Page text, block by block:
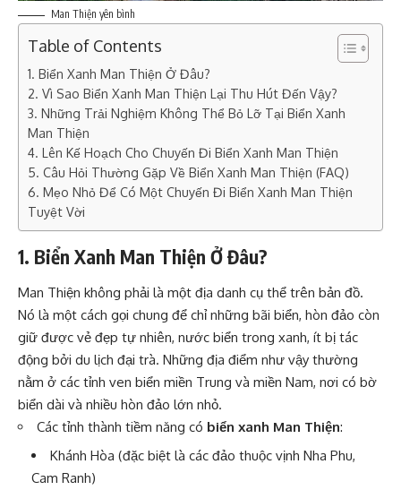
Man Thiện yên bình
Table of Contents
1. Biển Xanh Man Thiện Ở Đâu?
2. Vì Sao Biển Xanh Man Thiện Lại Thu Hút Đến Vậy?
3. Những Trải Nghiệm Không Thể Bỏ Lỡ Tại Biển Xanh
Man Thiện
4. Lên Kế Hoạch Cho Chuyến Đi Biển Xanh Man Thiện
5. Câu Hỏi Thường Gặp Về Biển Xanh Man Thiện (FAQ)
6. Mẹo Nhỏ Để Có Một Chuyến Đi Biển Xanh Man Thiện
Tuyệt Vời
1. Biển Xanh Man Thiện Ở Đâu?
Man Thiện không phải là một địa danh cụ thể trên bản đồ.
Nó là một cách gọi chung để chỉ những bãi biển, hòn đảo còn
giữ được vẻ đẹp tự nhiên, nước biển trong xanh, ít bị tác
động bởi du lịch đại trà. Những địa điểm như vậy thường
nằm ở các tỉnh ven biển miền Trung và miền Nam, nơi có bờ
biển dài và nhiều hòn đảo lớn nhỏ.
Các tỉnh thành tiềm năng có biển xanh Man Thiện:
Khánh Hòa (đặc biệt là các đảo thuộc vịnh Nha Phu,
Cam Ranh)